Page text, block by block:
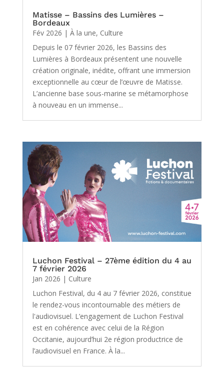
Matisse – Bassins des Lumières –
Bordeaux
Fév 2026 | À la une, Culture
Depuis le 07 février 2026, les Bassins des
Lumières à Bordeaux présentent une nouvelle
création originale, inédite, offrant une immersion
exceptionnelle au cœur de l’œuvre de Matisse.
L’ancienne base sous-marine se métamorphose
à nouveau en un immense...
Luchon Festival – 27ème édition du 4 au
7 février 2026
Jan 2026 | Culture
Luchon Festival, du 4 au 7 février 2026, constitue
le rendez-vous incontournable des métiers de
l'audiovisuel. L’engagement de Luchon Festival
est en cohérence avec celui de la Région
Occitanie, aujourd’hui 2e région productrice de
l’audiovisuel en France. À la...